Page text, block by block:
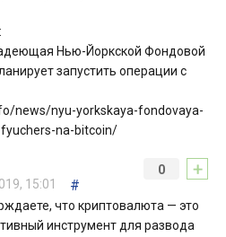
Нью-Йоркской Фондовой
запустить операции с
news/nyu-yorkskaya-fondovaya-
na-bitcoin/
+
0
15:01
#
что криптовалюта — это
инструмент для развода